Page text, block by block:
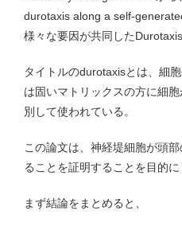
durotaxis along a self-
様々な要因が共同したDurotaxis
タイトルのdurotaxisとは、細
は固いマトリックスの方に細
別して使われている。
この論文は、神経堤細胞が頭
ることを証明することを目的に
まず結論をまとめると、